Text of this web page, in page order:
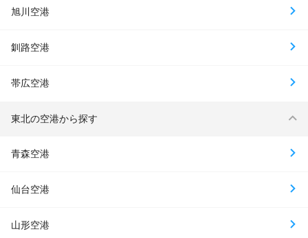
旭川空港
釧路空港
帯広空港
東北の空港から探す
青森空港
仙台空港
山形空港